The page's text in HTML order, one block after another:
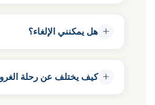
+ هل يمكنني الإلغاء؟
+ كيف يختلف عن رحلة